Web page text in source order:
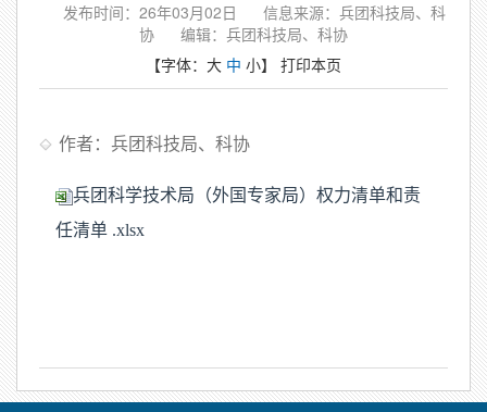
发布时间：26年03月02日
信息来源：兵团科技局、科
协
编辑：兵团科技局、科协
【字体： 大 中 小】 打印本页
作者：兵团科技局、科协
兵团科学技术局（外国专家局）权力清单和责
任清单 .xlsx